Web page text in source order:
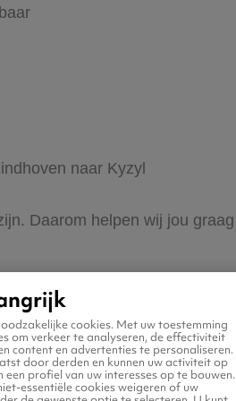
naar Kyzyl
Daarom helpen wij jou
cookies. Met uw toestemming
om verkeer te analyseren, de effectiviteit
content en advertenties te personaliseren.
door derden en kunnen uw activiteit op
een profiel van uw interesses op te bouwen.
essentiële cookies weigeren of uw